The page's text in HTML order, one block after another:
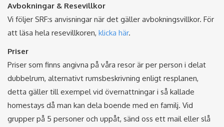
Avbokningar & Resevillkor
Vi följer SRF:s anvisningar när det gäller avbokningsvillkor. För
att läsa hela resevillkoren, klicka här.
Priser
Priser som finns angivna på våra resor är per person i delat
dubbelrum, alternativt rumsbeskrivning enligt resplanen,
detta gäller till exempel vid övernattningar i så kallade
homestays då man kan dela boende med en familj. Vid
grupper på 5 personer och uppåt, sänd oss ett mail eller slå